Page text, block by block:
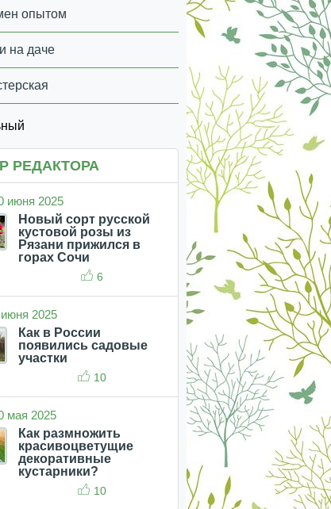
опытом
на даче
РЕДАКТОРА
июня 2025
Новый сорт русской
кустовой розы из
Рязани прижился в
горах Сочи
6
2025
Как в России
появились садовые
участки
10
мая 2025
Как размножить
красивоцветущие
декоративные
кустарники?
10